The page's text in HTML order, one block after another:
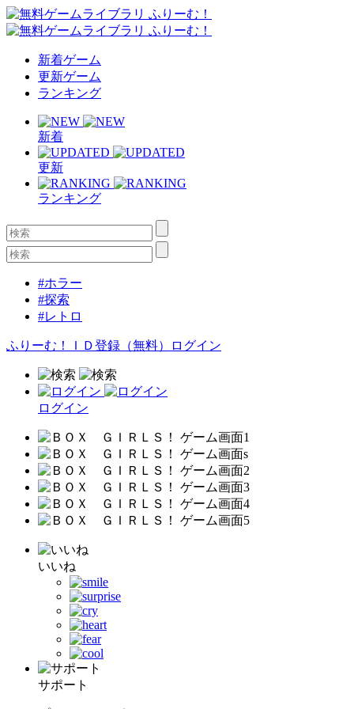
新着ゲーム
更新ゲーム
ランキング
新着
更新
ランキング
#ホラー
#探索
#レトロ
ふりーむ！ＩＤ登録（無料） ログイン
ログイン
いいね
サポート